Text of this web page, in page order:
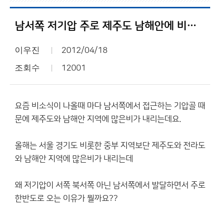
남서쪽 저기압 주로 제주도 남해안에 비가 많이 내리는 이유는???
이우진 2012/04/18
조회수 12001
요즘 비소식이 나올때 마다 남서쪽에서 접근하는 기압골 때
문에 제주도와 남해안 지역에 많은비가 내리는데요.
올해는 서울 경기도 비롯한 중부 지역보단 제주도와 전라도
와 남해안 지역에 많은비가 내리는데
왜 저기압이 서쪽 북서쪽 아닌 남서쪽에서 발달하면서 주로
한반도로 오는 이유가 뭘까요??